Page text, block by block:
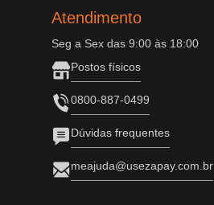
Atendimento
Seg a Sex das 9:00 às 18:00
Postos físicos
0800-887-0499
Dúvidas frequentes
meajuda@usezapay.com.br